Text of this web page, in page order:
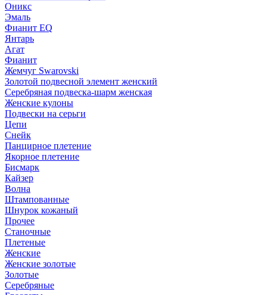
Оникс
Эмаль
Фианит EQ
Янтарь
Агат
Фианит
Жемчуг Swarovski
Золотой подвесной элемент женcкий
Серебряная подвеска-шарм женская
Женские кулоны
Подвески на серьги
Цепи
Снейк
Панцирное плетение
Якорное плетение
Бисмарк
Кайзер
Волна
Штампованные
Шнурок кожаный
Прочее
Станочные
Плетеные
Женские
Женские золотые
Золотые
Серебряные